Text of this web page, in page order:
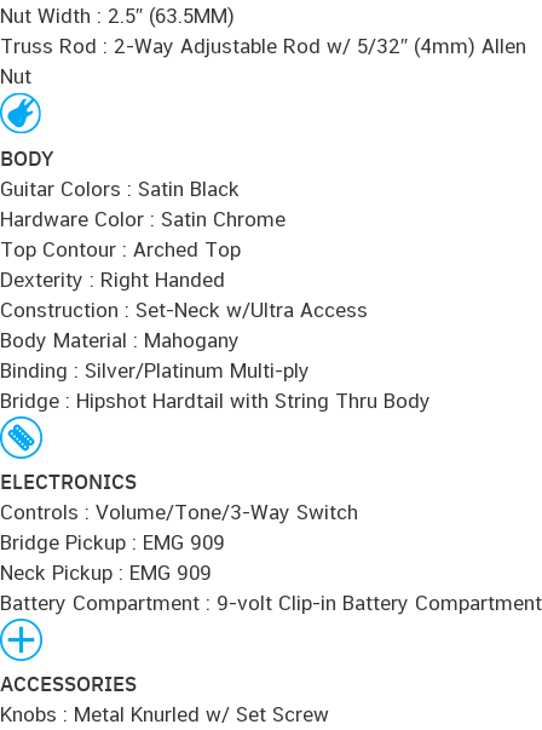
Nut Width : 2.5″ (63.5MM)
Truss Rod : 2-Way Adjustable Rod w/ 5/32″ (4mm) Allen
Nut
BODY
Guitar Colors : Satin Black
Hardware Color : Satin Chrome
Top Contour : Arched Top
Dexterity : Right Handed
Construction : Set-Neck w/Ultra Access
Body Material : Mahogany
Binding : Silver/Platinum Multi-ply
Bridge : Hipshot Hardtail with String Thru Body
ELECTRONICS
Controls : Volume/Tone/3-Way Switch
Bridge Pickup : EMG 909
Neck Pickup : EMG 909
Battery Compartment : 9-volt Clip-in Battery Compartment
ACCESSORIES
Knobs : Metal Knurled w/ Set Screw